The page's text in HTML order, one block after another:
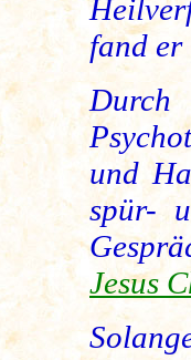
fand er
Durch
und
spür-
Jesus